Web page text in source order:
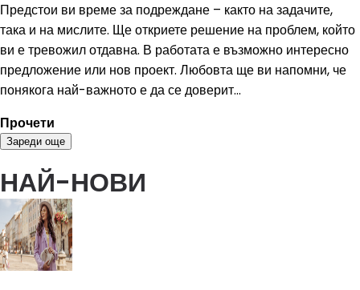
Предстои ви време за подреждане – както на задачите,
така и на мислите. Ще откриете решение на проблем, който
ви е тревожил отдавна. В работата е възможно интересно
предложение или нов проект. Любовта ще ви напомни, че
понякога най-важното е да се доверит...
Прочети
Зареди още
НАЙ-НОВИ